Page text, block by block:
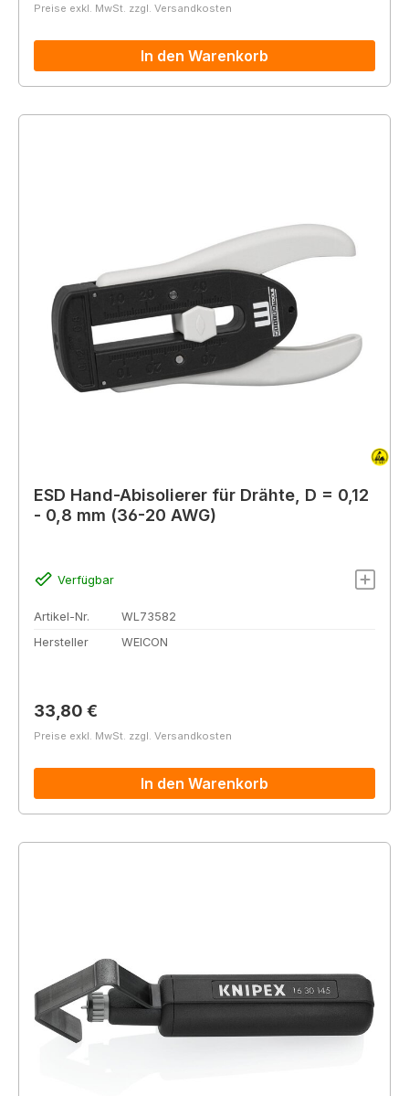
Preise exkl. MwSt. zzgl. Versandkosten
In den Warenkorb
ESD Hand-Abisolierer für Drähte, D = 0,12
- 0,8 mm (36-20 AWG)
Verfügbar
Artikel-Nr.
WL73582
Hersteller
WEICON
Regulärer Preis:
33,80 €
Preise exkl. MwSt. zzgl. Versandkosten
In den Warenkorb